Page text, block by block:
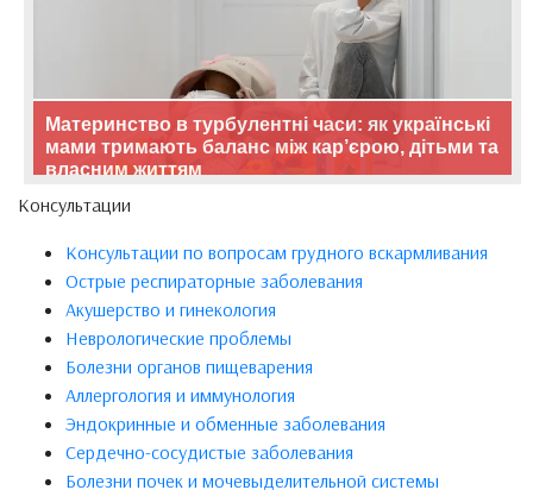
Материнство в турбулентні часи: як українські
мами тримають баланс між кар’єрою, дітьми та
власним життям
Консультации
Консультации по вопросам грудного вскармливания
Острые респираторные заболевания
Акушерство и гинекология
Неврологические проблемы
Болезни органов пищеварения
Аллергология и иммунология
Эндокринные и обменные заболевания
Сердечно-сосудистые заболевания
Болезни почек и мочевыделительной системы